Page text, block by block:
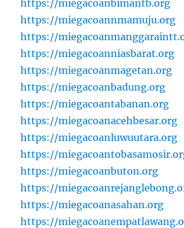
https://miegacoanbimantb.org
https://miegacoannmamuju.org
https://
https://miegacoanniasbarat.org
https://miegacoanmagetan.org
https://miegacoanbadung.org
https://miegacoantabanan.org
https://miegacoanacehbesar.org
https://miegacoanluwuutara.org
https://
https://miegacoanbuton.org
https://
https://miegacoanasahan.org
https://